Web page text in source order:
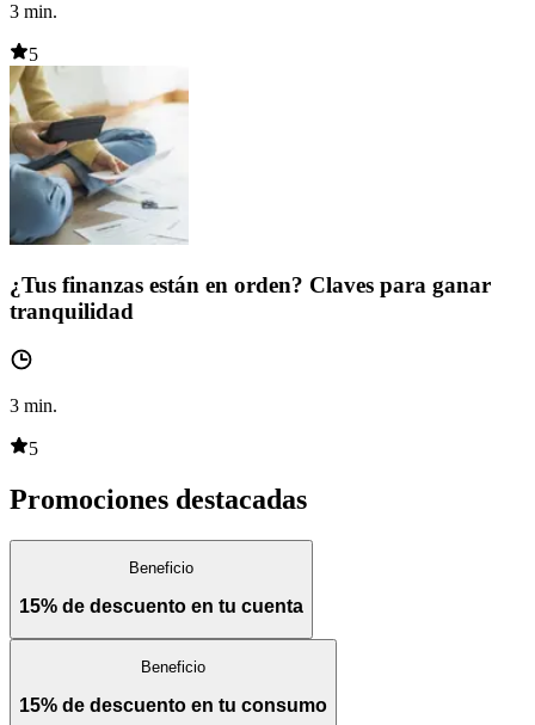
3 min.
5
¿Tus finanzas están en orden? Claves para ganar
tranquilidad
3 min.
5
Promociones destacadas
Beneficio
15% de descuento en tu cuenta
Beneficio
15% de descuento en tu consumo